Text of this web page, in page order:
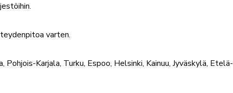
varten.
Karjala, Turku, Espoo, Helsinki, Kainuu, Jyväskylä, Etelä-